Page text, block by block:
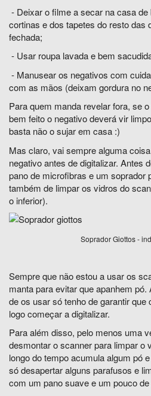
- Deixar o filme a secar na casa
cortinas e dos tapetes do resto das
fechada;
- Usar roupa lavada e bem
- Manusear os negativos com
com as mãos (deixam gordura no
Para quem manda revelar fora, se
bem feito o negativo deverá vir
basta não o sujar em casa :)
Mas claro, vai sempre alguma
negativo antes de digitalizar. Antes
pano de microfibras e um soprador
também de limpar os vidros do
o inferior).
Soprador Giottos -
Sempre que não estou a usar os
manta para evitar que apanhem
de os usar só tenho de garantir
logo começar a digitalizar.
Para além disso, pelo menos uma
desmontar o scanner para limpar o
longo do tempo acumula algum pó
só desapertar alguns parafusos e
com um pano suave e um pouco